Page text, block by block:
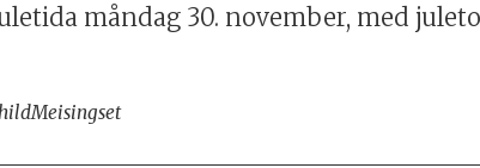
måndag 30. november, med
Meisingset